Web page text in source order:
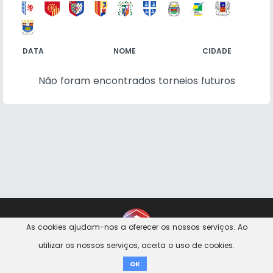
DATA NOME CIDADE
Não foram encontrados torneios futuros
Doar
As cookies ajudam-nos a oferecer os nossos serviços. Ao
utilizar os nossos serviços, aceita o uso de cookies.
OK